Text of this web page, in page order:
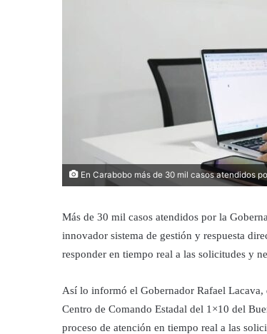
En Carabobo más de 30 mil casos atendidos
Más de 30 mil casos atendidos por la
innovador sistema de gestión y respuesta
responder en tiempo real a las solicitudes y
Así lo informó el Gobernador Rafael
Centro de Comando Estadal del 1×10 del
proceso de atención en tiempo real a las